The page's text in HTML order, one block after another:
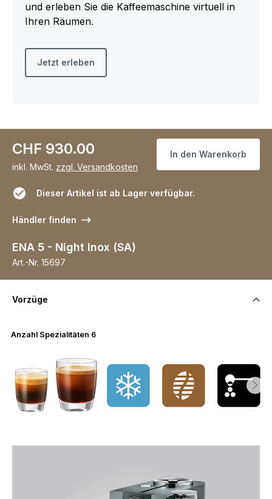
und erleben Sie die Kaffeemaschine virtuell in
Ihren Räumen.
Jetzt erleben
CHF 930.00
inkl. MwSt. zzgl. Versandkosten
In den Warenkorb
Dieser Artikel ist ab Lager verfügbar.
Händler finden
ENA 5 - Night Inox (SA)
Art.-Nr. 15697
Vorzüge